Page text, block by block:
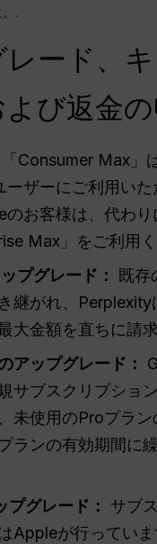
.
ード、
び返金
「Consumer Max」
ーザーにご利用いた
のお客様は、代わり
Max」をご利用
プグレード：
既存
継がれ、Perplexity
大金額を直ちに請
アップグレード：
サブスクリプショ
未使用のProプラン
ランの有効期間に
プグレード：
サブ
Appleが行っていま